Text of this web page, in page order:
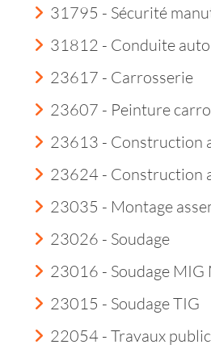
31795 - Sécurité
31812 - Conduite auto
23617 - Carrosserie
23607 - Peinture
23613 - Construction
23624 - Construction
23035 - Montage
23026 - Soudage
23016 - Soudage MIG
23015 - Soudage TIG
22054 - Travaux